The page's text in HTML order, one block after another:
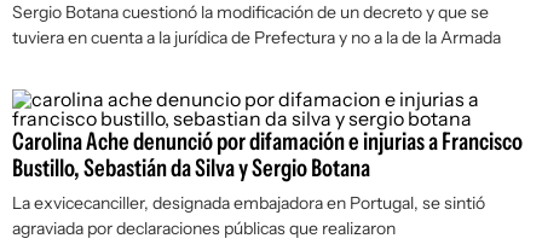
Sergio Botana cuestionó la modificación de un decreto y que se
tuviera en cuenta a la jurídica de Prefectura y no a la de la Armada
Carolina Ache denunció por difamación e injurias a Francisco
Bustillo, Sebastián da Silva y Sergio Botana
La exvicecanciller, designada embajadora en Portugal, se sintió
agraviada por declaraciones públicas que realizaron